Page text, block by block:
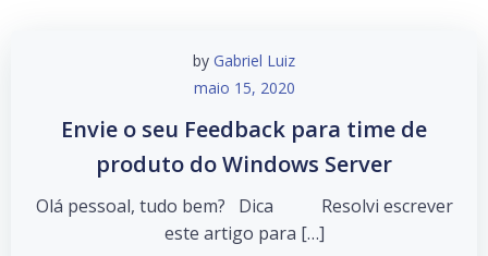
by Gabriel Luiz
maio 15, 2020
Envie o seu Feedback para time de
produto do Windows Server
Olá pessoal, tudo bem? Dica Resolvi escrever
este artigo para […]